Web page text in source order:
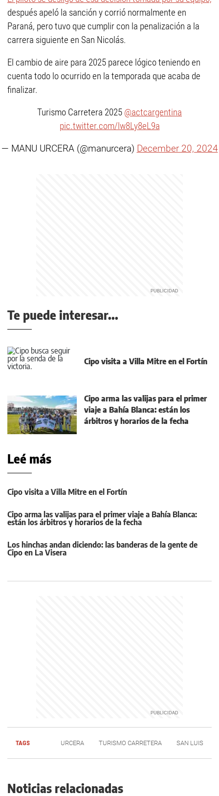
después apeló la sanción y corrió normalmente en
Paraná, pero tuvo que cumplir con la penalización a la
carrera siguiente en San Nicolás.
El cambio de aire para 2025 parece lógico teniendo en
cuenta todo lo ocurrido en la temporada que acaba de
finalizar.
Turismo Carretera 2025 @actcargentina
pic.twitter.com/lw8Ly8eL9a
— MANU URCERA (@manurcera) December 20, 2024
Te puede interesar...
Cipo visita a Villa Mitre en el Fortín
Cipo arma las valijas para el primer
viaje a Bahía Blanca: están los
árbitros y horarios de la fecha
Leé más
Cipo visita a Villa Mitre en el Fortín
Cipo arma las valijas para el primer viaje a Bahía Blanca:
están los árbitros y horarios de la fecha
Los hinchas andan diciendo: las banderas de la gente de
Cipo en La Visera
TAGS URCERA TURISMO CARRETERA SAN LUIS
Noticias relacionadas